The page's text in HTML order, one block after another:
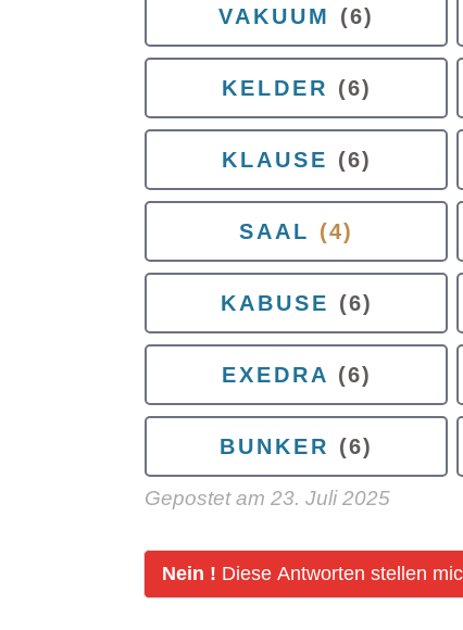
VAKUUM (6)
KELDER (6)
KLAUSE (6)
SAAL (4)
KABUSE (6)
EXEDRA (6)
BUNKER (6)
Gepostet am 23. Juli 2025
Nein ! Diese Antworten stellen